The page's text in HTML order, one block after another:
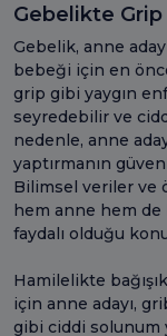
Gebelikte Grip
Gebelik, anne
bebeği için en
grip gibi yaygın
seyredebilir ve
nedenle, anne
yaptırmanın
Bilimsel veriler ve
hem anne hem
faydalı olduğu
Hamilelikte
için anne adayı,
gibi ciddi solunum